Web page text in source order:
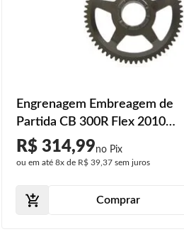
Engrenagem Embreagem de
Partida CB 300R Flex 2010
2011 2012 2013 A 2015
R$ 314,99
ou em até 8xde R$ 39,37sem juros
Comprar